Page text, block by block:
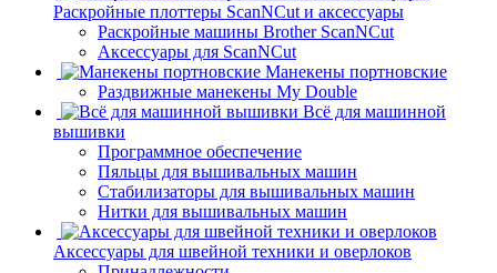
Раскройные плоттеры ScanNCut и аксессуары
Раскройные машины Brother ScanNCut
Аксессуары для ScanNCut
Манекены портновские
Раздвижные манекены My Double
Всё для машинной
вышивки
Программное обеспечение
Пяльцы для вышивальных машин
Стабилизаторы для вышивальных машин
Нитки для вышивальных машин
Аксессуары для швейной техники и оверлоков